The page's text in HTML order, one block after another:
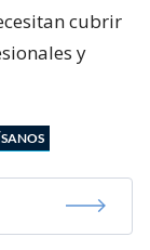
cubrir
y